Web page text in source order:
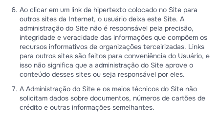
Ao clicar em um link de hipertexto colocado no Site para
outros sites da Internet, o usuário deixa este Site. A
administração do Site não é responsável pela precisão,
integridade e veracidade das informações que compõem os
recursos informativos de organizações terceirizadas. Links
para outros sites são feitos para conveniência do Usuário, e
isso não significa que a administração do Site aprove o
conteúdo desses sites ou seja responsável por eles.
A Administração do Site e os meios técnicos do Site não
solicitam dados sobre documentos, números de cartões de
crédito e outras informações semelhantes.